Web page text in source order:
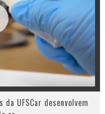
UFSCar desenvolvem